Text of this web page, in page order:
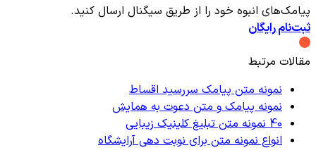
پیامک‌های انبوه خود را از طریق سیگنال ارسال کنید.
ثبت‌نام رایگان
مقالات مرتبط
نمونه متن پیامک سررسید اقساط
نمونه پیامک و متن دعوت به همایش
40 نمونه متن تبلیغ کلینیک زیبایی
انواع نمونه متن برای نوبت دهی آرایشگاه